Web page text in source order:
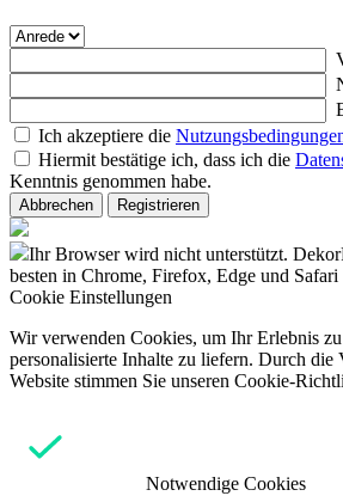
Ich akzeptiere die
Hiermit bestätige ich, dass ich die
Kenntnis genommen habe.
Abbrechen Registrieren
Ihr Browser wird nicht unterstützt.
besten in Chrome, Firefox, Edge und Safari
Cookie Einstellungen
Wir verwenden Cookies, um Ihr Erlebnis
personalisierte Inhalte zu liefern. Durch die
Website stimmen Sie unseren Cookie-
Notwendige Cookies